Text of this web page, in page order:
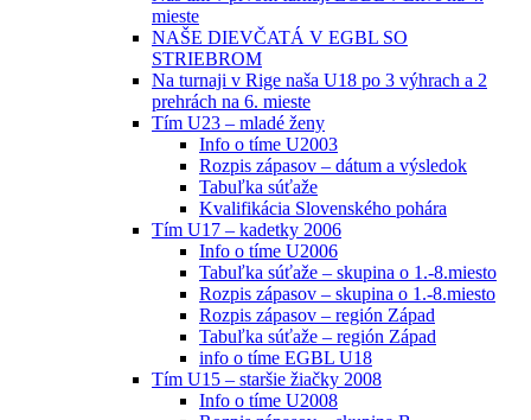
mieste
NAŠE DIEVČATÁ V EGBL SO
STRIEBROM
Na turnaji v Rige naša U18 po 3 výhrach a 2
prehrách na 6. mieste
Tím U23 – mladé ženy
Info o tíme U2003
Rozpis zápasov – dátum a výsledok
Tabuľka súťaže
Kvalifikácia Slovenského pohára
Tím U17 – kadetky 2006
Info o tíme U2006
Tabuľka súťaže – skupina o 1.-8.miesto
Rozpis zápasov – skupina o 1.-8.miesto
Rozpis zápasov – región Západ
Tabuľka súťaže – región Západ
info o tíme EGBL U18
Tím U15 – staršie žiačky 2008
Info o tíme U2008